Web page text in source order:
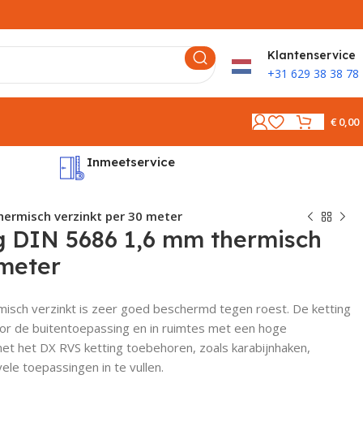
Klantenservice
+31 629 38 38 78
€0,00
Inmeetservice
verzinkt per 30 meter
5686 1,6 mm thermisch
verzinkt is zeer goed beschermd tegen roest. De ketting
de buitentoepassing en in ruimtes met een hoge
het DX RVS ketting toebehoren, zoals karabijnhaken,
toepassingen in te vullen.